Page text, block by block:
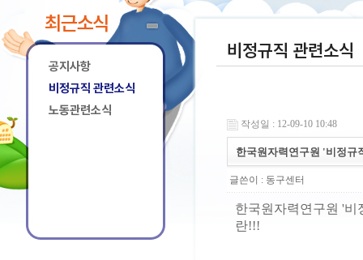
최근소식
공지사항
비정규직 관련소식
노동관련소식
비정규직 관련소식
작성일 : 12-09-10 10:48
한국원자력연구원 '비정규
글쓴이 : 동구센터
한국원자력연구원 '비
란!!!